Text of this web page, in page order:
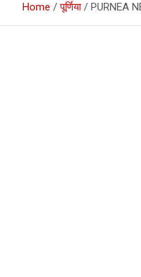
Home पूर्णिया PURNEA